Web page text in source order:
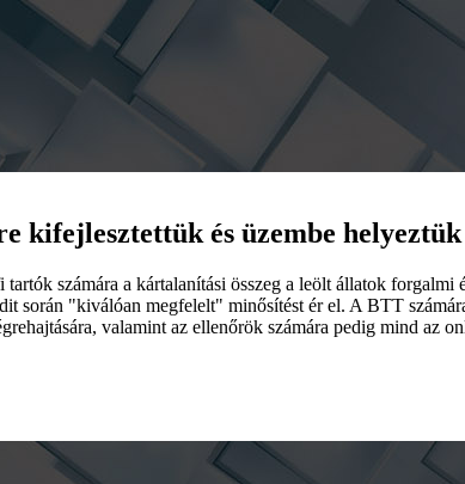
kifejlesztettük és üzembe
számára a kártalanítási összeg a leölt állatok
során "kiválóan megfelelt" minősítést ér el. A BTT
valamint az ellenőrök számára pedig mind